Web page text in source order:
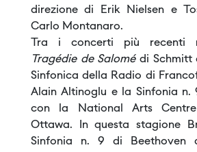
direzione di Erik Nielsen e
Carlo Montanaro.
Tra i concerti più recenti
Tragédie de Salomé di Schmitt
Sinfonica della Radio di
Alain Altinoglu e la Sinfonia n.
con la National Arts
Ottawa. In questa stagione
Sinfonia n. 9 di Beethoven